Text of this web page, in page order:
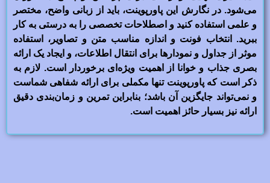
می‌شود. در نگارش این پاورپوینت، باید از زبانی واضح، مختصر
و علمی استفاده کنید و اصطلاحات تخصصی را به درستی به کار
ببرید. انتخاب فونت و اندازه مناسب متن و تصاویر، استفاده
موثر از جداول و نمودارها برای انتقال اطلاعات، و ایجاد یک ارائه
بصری جذاب و خوانا از اهمیت ویژه‌ای برخوردار است. لازم به
ذکر است که پاورپوینت تنها مکملی برای ارائه شفاهی شماست
و نمی‌تواند جایگزین آن باشد؛ بنابراین تمرین و زمان‌بندی دقیق
ارائه نیز بسیار حائز اهمیت است.